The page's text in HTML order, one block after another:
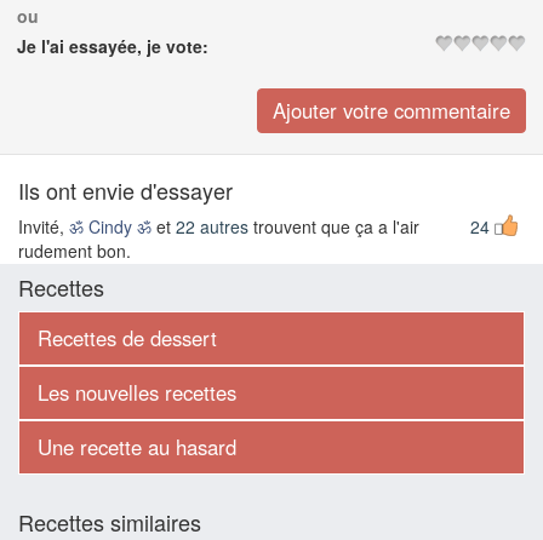
ou
Je l'ai essayée, je vote:
Ils ont envie d'essayer
24
Invité, ॐ Cindy ॐ et 22 autres trouvent que ça a l'air
rudement bon.
Recettes
Recettes de dessert
Les nouvelles recettes
Une recette au hasard
Recettes similaires